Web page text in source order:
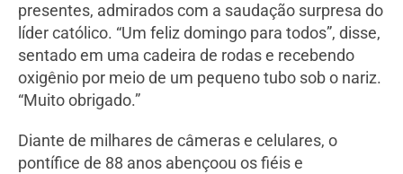
presentes, admirados com a saudação surpresa do
líder católico. “Um feliz domingo para todos”, disse,
sentado em uma cadeira de rodas e recebendo
oxigênio por meio de um pequeno tubo sob o nariz.
“Muito obrigado.”
Diante de milhares de câmeras e celulares, o
pontífice de 88 anos abençoou os fiéis e